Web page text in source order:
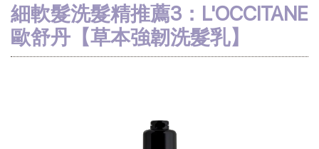
細軟髮洗髮精推薦3：L'OCCITANE
歐舒丹【草本強韌洗髮乳】